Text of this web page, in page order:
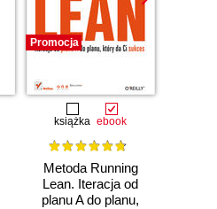
Promocja
książka ebook
Metoda Running
Lean. Iteracja od
planu A do planu,